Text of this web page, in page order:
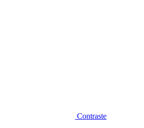
Contraste